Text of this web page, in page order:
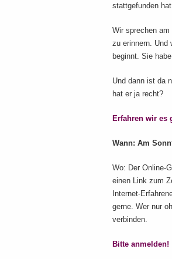
stattgefunden
Wir sprechen
zu erinnern. Und
beginnt. Sie
Und dann ist da
hat er ja recht?
Erfahren wir es
Wann: Am
Wo: Der Online-
einen Link zum
Internet-
gerne. Wer nur
verbinden.
Bitte anmelden!